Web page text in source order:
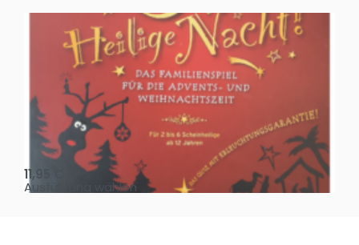
Oh, heilige Nacht!
11,95
Ausführung wählen